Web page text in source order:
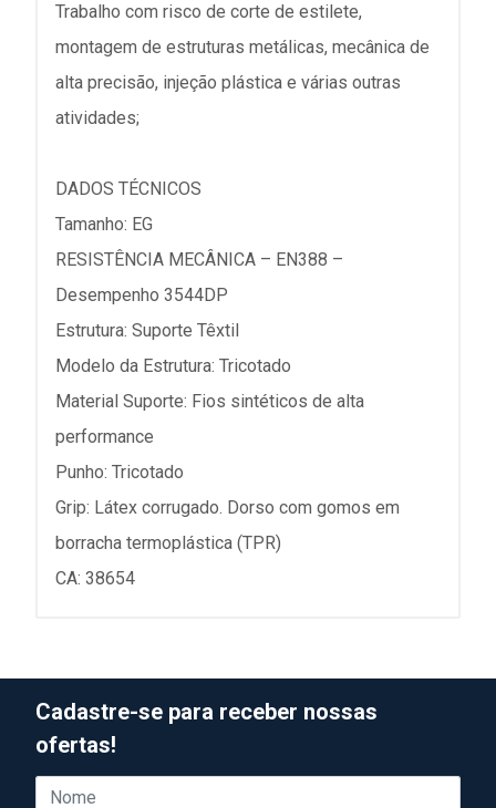
Trabalho com risco de corte de estilete,
montagem de estruturas metálicas, mecânica de
alta precisão, injeção plástica e várias outras
atividades;
DADOS TÉCNICOS
Tamanho: EG
RESISTÊNCIA MECÂNICA – EN388 –
Desempenho 3544DP
Estrutura: Suporte Têxtil
Modelo da Estrutura: Tricotado
Material Suporte: Fios sintéticos de alta
performance
Punho: Tricotado
Grip: Látex corrugado. Dorso com gomos em
borracha termoplástica (TPR)
CA: 38654
Cadastre-se para receber nossas
ofertas!